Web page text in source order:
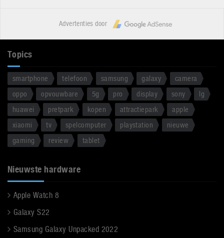
Advertenties door
Topics
smartphone telefoon samsung galaxy
camera
oppo
opvouwbare 5g pro display sony
lg
huawei
pretpark kopen attractiepark
apple
xiaomi
tv spelcomputer playstation
nieuwe
gaming
review tablet
Nieuwste hardware
Apple Watch 8
Galaxy S22
Samsung Galaxy Unpacked 2022